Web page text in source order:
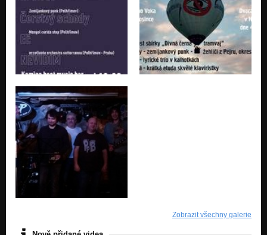
Nezařazeno
Zabijačková
Nezařazeno
Bzučí a bzučí
Nezařazeno
Zobrazit všechny galerie